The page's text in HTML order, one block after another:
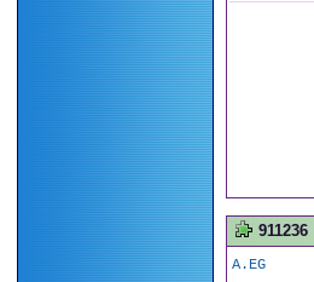
911236
A.EG